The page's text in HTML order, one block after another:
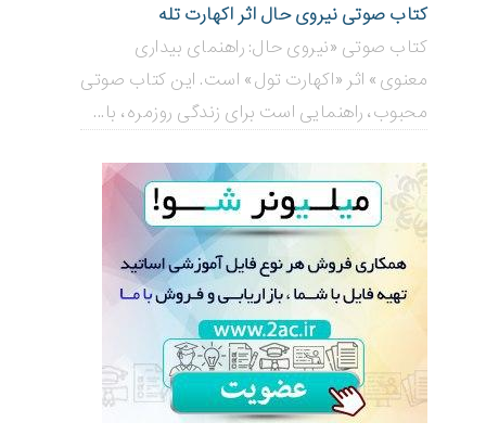
کتاب صوتی نیروی حال اثر اکهارت تله
کتاب صوتی «نیروی حال: راهنمای بیداری
معنوی» اثر «اکهارت تول» است. این کتاب صوتی
محبوب، راهنمایی است برای زندگی روزمره، با...